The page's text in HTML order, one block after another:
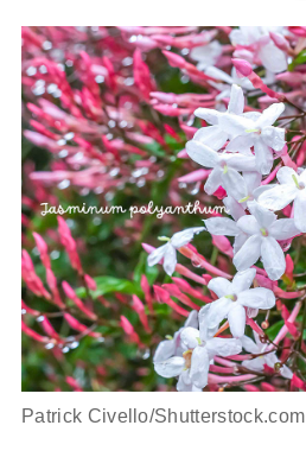
Patrick Civello/Shutterstock.com